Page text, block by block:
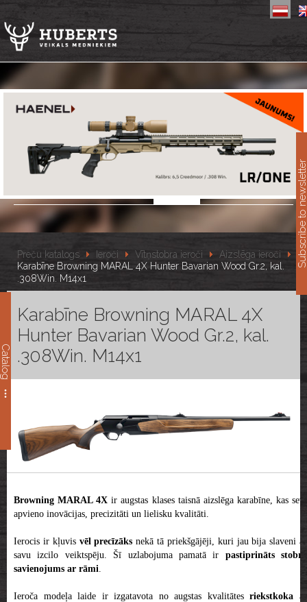
Catalog
Preču katalogs Ieroči Vītņstobra ieroči
Aizslēga ieroči
Karabīne Browning MARAL 4X Hunter Bavarian Wood Gr.2, kal.
.308Win. M14x1
Karabīne Browning MARAL 4X
Hunter Bavarian Wood Gr.2, kal.
.308Win. M14x1
Browning MARAL 4Xir augstas klases taisnā aizslēga karabīne, kas sevī
apvieno inovācijas, precizitāti un lielisku kvalitāti.
Ierocis ir kļuvis vēl precīzāks nekā tā priekšgājēji, kuri jau bija slaveni ar
savu izcilo veiktspēju. Šī uzlabojuma pamatā ir pastiprināts stobra
savienojums ar rāmi
Ieroča modeļa laide ir izgatavota no augstas kvalitātesriekstkokaar
Subscribe